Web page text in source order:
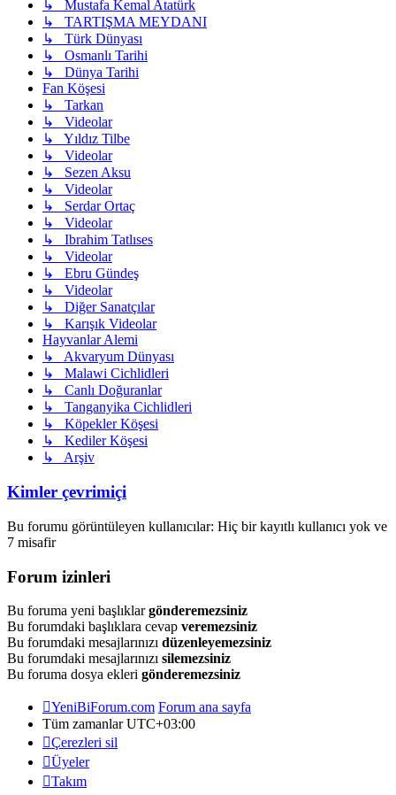
↳ Mustafa Kemal Atatürk
↳ TARTIŞMA MEYDANI
↳ Türk Dünyası
↳ Osmanlı Tarihi
↳ Dünya Tarihi
Fan Köşesi
↳ Tarkan
↳ Videolar
↳ Yıldız Tilbe
↳ Videolar
↳ Sezen Aksu
↳ Videolar
↳ Serdar Ortaç
↳ Videolar
↳ Ibrahim Tatlıses
↳ Videolar
↳ Ebru Gündeş
↳ Videolar
↳ Diğer Sanatçılar
↳ Karışık Videolar
Hayvanlar Alemi
↳ Akvaryum Dünyası
↳ Malawi Cichlidleri
↳ Canlı Doğuranlar
↳ Tanganyika Cichlidleri
↳ Köpekler Köşesi
↳ Kediler Köşesi
↳ Arşiv
Kimler çevrimiçi
Bu forumu görüntüleyen kullanıcılar: Hiç bir kayıtlı kullanıcı yok ve
7 misafir
Forum izinleri
Bu foruma yeni başlıklargönderemezsiniz
Bu forumdaki başlıklara cevap veremezsiniz
Bu forumdaki mesajlarınızı düzenleyemezsiniz
Bu forumdaki mesajlarınızı silemezsiniz
Bu foruma dosya ekleri gönderemezsiniz
YeniBiForum.com Forum ana sayfa
Tüm zamanlarUTC+03:00
Çerezleri sil
Üyeler
Takım